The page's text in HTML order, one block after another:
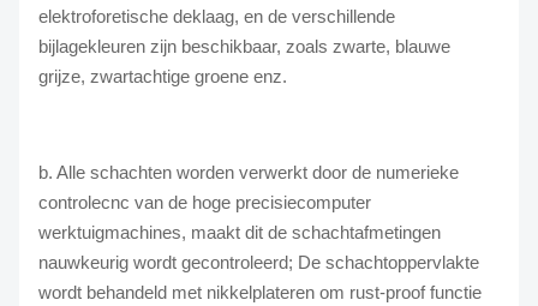
elektroforetische deklaag, en de verschillende
bijlagekleuren zijn beschikbaar, zoals zwarte, blauwe
grijze, zwartachtige groene enz.
b. Alle schachten worden verwerkt door de numerieke
controlecnc van de hoge precisiecomputer
werktuigmachines, maakt dit de schachtafmetingen
nauwkeurig wordt gecontroleerd; De schachtoppervlakte
wordt behandeld met nikkelplateren om rust-proof functie